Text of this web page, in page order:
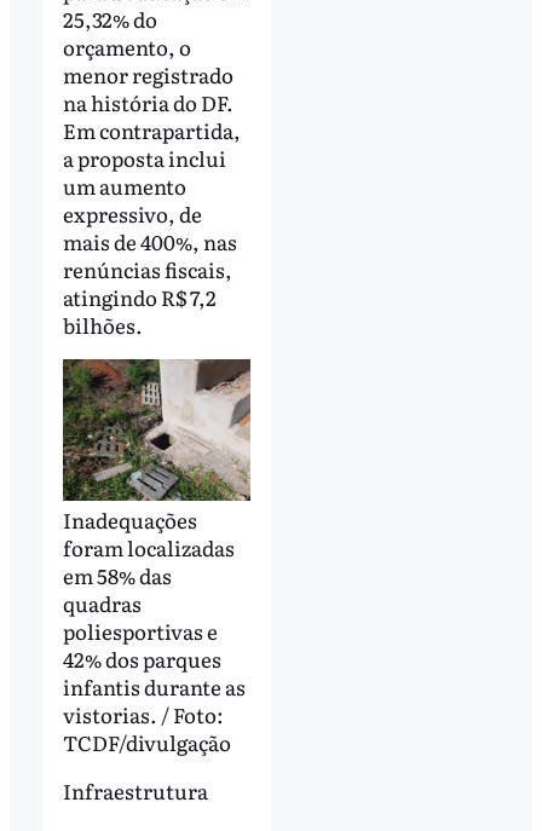
25,32% do
orçamento, o
menor registrado
na história do DF.
Em contrapartida,
a proposta inclui
um aumento
expressivo, de
mais de 400%, nas
renúncias fiscais,
atingindo R$ 7,2
bilhões.
Inadequações
foram localizadas
em 58% das
quadras
poliesportivas e
42% dos parques
infantis durante as
vistorias. / Foto:
TCDF/divulgação
Infraestrutura